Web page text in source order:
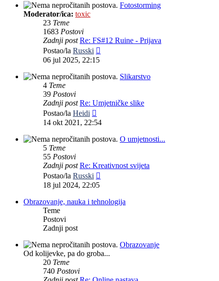
Fotostorming
Moderator/ica: toxic
23 Teme
1683 Postovi
Zadnji post Re: FS#12 Ruine - Prijava
Postao/la Russki
06 jul 2025, 22:15
Slikarstvo
4 Teme
39 Postovi
Zadnji post Re: Umjetničke slike
Postao/la Heidi
post
14 okt 2021, 22:54
O umjetnosti...
5 Teme
55 Postovi
Zadnji post Re: Kreativnost svijeta
Postao/la Russki
18 jul 2024, 22:05
Obrazovanje, nauka i tehnologija
Teme
Postovi
Zadnji post
Obrazovanje
Od kolijevke, pa do groba...
20 Teme
740 Postovi